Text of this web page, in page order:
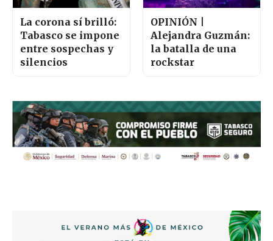
La corona sí brilló:
Tabasco se impone
entre sospechas y
silencios
OPINIÓN |
Alejandra Guzmán:
la batalla de una
rockstar